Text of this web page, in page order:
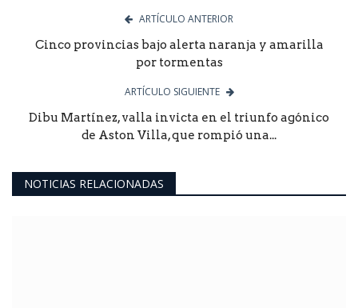
ARTÍCULO ANTERIOR
Cinco provincias bajo alerta naranja y amarilla
por tormentas
ARTÍCULO SIGUIENTE
Dibu Martínez, valla invicta en el triunfo agónico
de Aston Villa, que rompió una...
NOTICIAS RELACIONADAS